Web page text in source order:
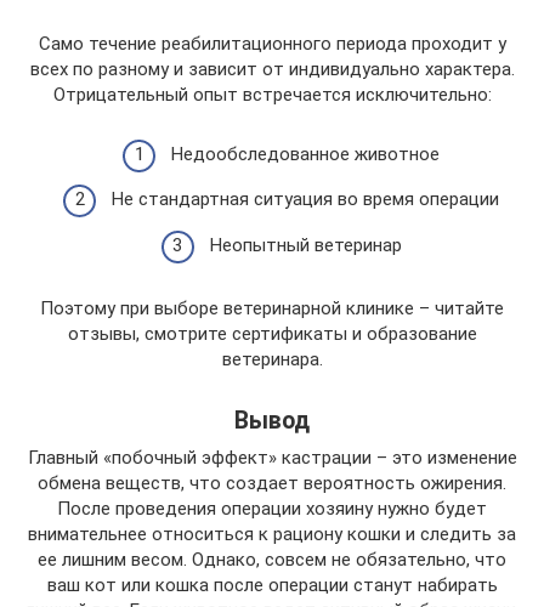
Само течение реабилитационного периода проходит у
всех по разному и зависит от индивидуально характера.
Отрицательный опыт встречается исключительно:
Недообследованное животное
Не стандартная ситуация во время операции
Неопытный ветеринар
Поэтому при выборе ветеринарной клинике – читайте
отзывы, смотрите сертификаты и образование
ветеринара.
Вывод
Главный «побочный эффект» кастрации – это изменение
обмена веществ, что создает вероятность ожирения.
После проведения операции хозяину нужно будет
внимательнее относиться к рациону кошки и следить за
ее лишним весом. Однако, совсем не обязательно, что
ваш кот или кошка после операции станут набирать